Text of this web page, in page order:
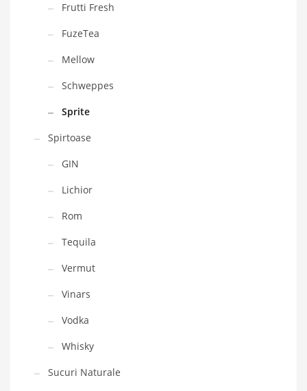
Frutti Fresh
FuzeTea
Mellow
Schweppes
Sprite
Spirtoase
GIN
Lichior
Rom
Tequila
Vermut
Vinars
Vodka
Whisky
Sucuri Naturale